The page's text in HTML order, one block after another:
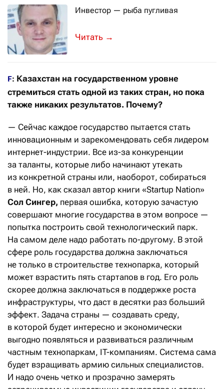
Инвестор — рыба пугливая
Казахстан глазами инвестора:
→
F: Казахстан на государственном уровне
стремиться стать одной из таких стран, но пока
также никаких результатов. Почему?
— Сейчас каждое государство пытается стать
инновационным и зарекомендовать себя лидером
интернет-индустрии. Все из-за конкуренции
за таланты, которые либо начинают утекать
из конкретной страны или, наоборот, собираться
в ней. Но, как сказал автор книги «Startup Nation»
Сол Сингер, первая ошибка, которую зачастую
совершают многие государства в этом вопросе —
попытка построить свой технологический парк.
На самом деле надо работать по-другому. В этой
сфере роль государства должна заключаться
не только в строительстве технопарка, который
может взрастить пять стартапов в год. Его роль
скорее должна заключаться в поддержке роста
инфраструктуры, что даст в десятки раз больший
эффект. Задача страны — создавать среду,
в которой будет интересно и экономически
выгодно появляться и развиваться различным
частным технопаркам, IT-компаниям. Система сама
будет взращивать армию сильных специалистов.
И надо очень четко и прозрачно замерять